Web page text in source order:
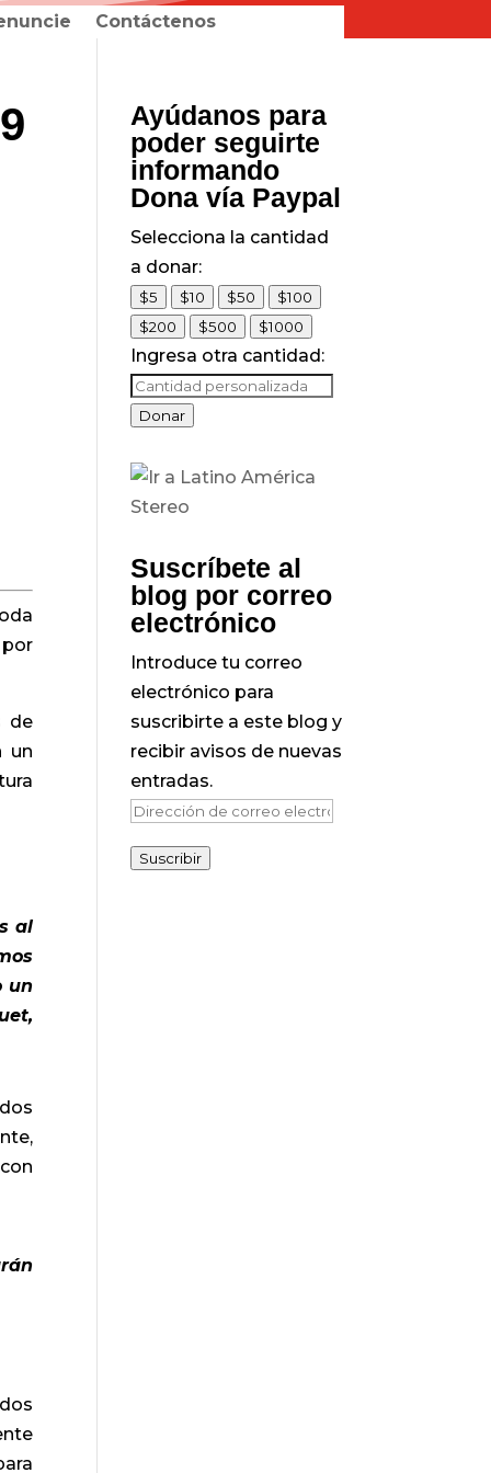
Contáctenos
de
un
al
un
Ayúdanos para
poder seguirte
informando
Dona vía Paypal
Selecciona la cantidad
a donar:
$5 $10 $50
$100
$200
$500 $1000
Ingresa otra cantidad:
Donar
Suscríbete al
blog por correo
electrónico
Introduce tu correo
electrónico para
suscribirte a este blog y
recibir avisos de nuevas
entradas.
Dirección
correo
Suscribir